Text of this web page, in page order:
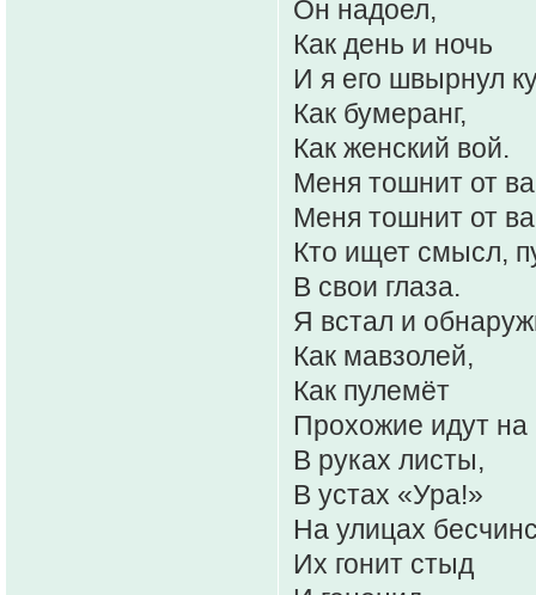
Он надоел,
Как день и ночь
И я его швырнул
Как бумеранг,
Как женский вой.
Меня тошнит от
Меня тошнит от
Кто ищет смысл,
В свои глаза.
Я встал и
Как мавзолей,
Как пулемёт
Прохожие идут
В руках листы,
В устах «Ура!»
На улицах
Их гонит стыд